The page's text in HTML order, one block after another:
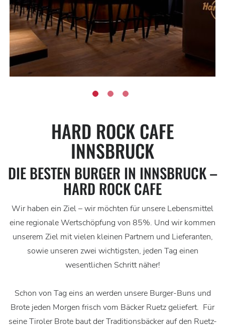
HARD ROCK CAFE
INNSBRUCK
DIE BESTEN BURGER IN INNSBRUCK –
HARD ROCK CAFE
Wir haben ein Ziel – wir möchten für unsere Lebensmittel
eine regionale Wertschöpfung von 85%. Und wir kommen
unserem Ziel mit vielen kleinen Partnern und Lieferanten,
sowie unseren zwei wichtigsten, jeden Tag einen
wesentlichen Schritt näher!
Schon von Tag eins an werden unsere Burger-Buns und
Brote jeden Morgen frisch vom Bäcker Ruetz geliefert. Für
seine Tiroler Brote baut der Traditionsbäcker auf den Ruetz-